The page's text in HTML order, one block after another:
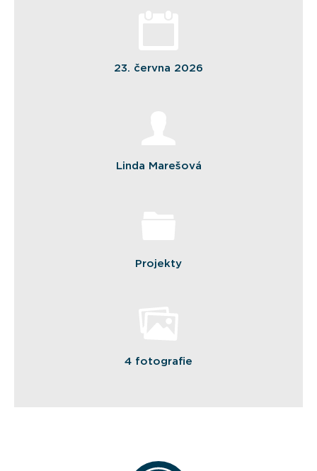
23. června 2026
Linda Marešová
Projekty
4 fotografie